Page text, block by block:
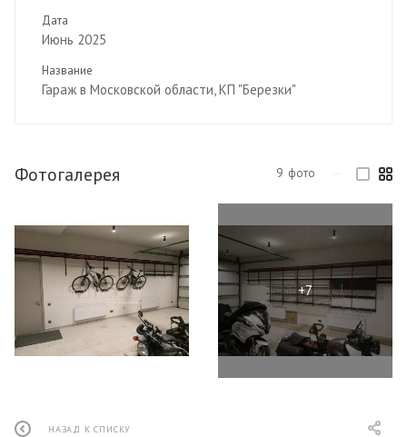
Дата
Июнь 2025
Название
Гараж в Московской области, КП "Березки"
Фотогалерея 9 фото
НАЗАД К СПИСКУ